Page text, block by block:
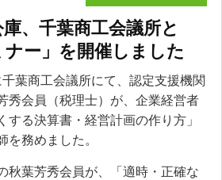
、千葉商工会議所と
ナー」を開催しました
葉商工会議所にて、認定支援機関
秀会員（税理士）が、企業経営者
する決算書・経営計画の作り方」
を務めました。
葉芳秀会員が、「適時・正確な